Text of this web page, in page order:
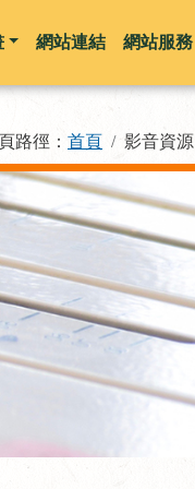
網站連結 網站服務
路徑： 首頁 影音資源